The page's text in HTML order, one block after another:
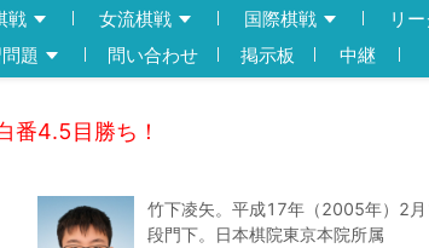
戦 女流棋戦 国際棋戦
リ
題 問い合わせ 掲示板
中継
番4.5目勝ち！
竹下凌矢。平成17年（2005年）2
段門下。日本棋院東京本院所属